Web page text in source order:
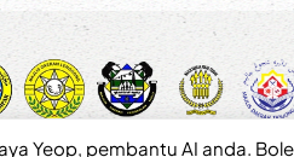
Yeop, pembantu AI anda.